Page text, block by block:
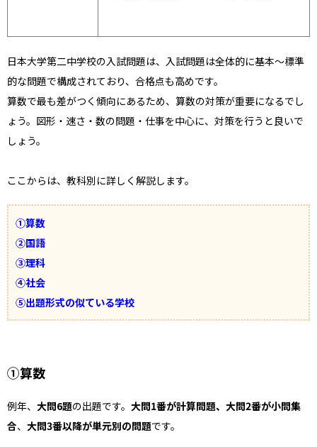
日本大学第二中学校の入試問題は、入試問題は全体的に基本～標準
的な問題で構成されており、合格点も高めです。
算数で最も差がつく傾向にあるため、算数の対策が重要になるでし
ょう。図形・速さ・数の問題・仕事を中心に、対策を行うと良いで
しょう。
ここからは、教科別に詳しく解説します。
①算数
②国語
③理科
④社会
⑤出題形式の似ている学校
①算数
例年、 大問6題の出題です。 大問1番が計算問題、大問2番が小問集
合、 大問3番以降が単元別の問題です。